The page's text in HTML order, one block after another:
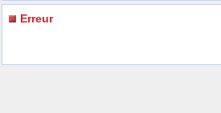
Erreur